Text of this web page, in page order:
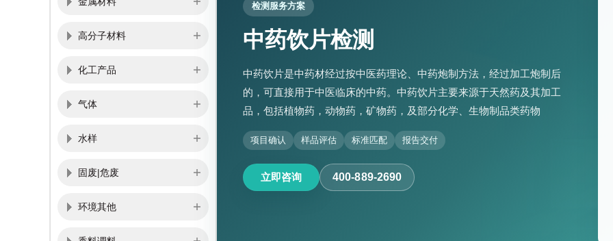
高分子材料
化工产品
气体
水样
固废|危废
环境其他
检测服务方案
中药饮片检测
中药饮片是中药材经过按中医药理论、中药炮制方法，经过加工炮制后
的，可直接用于中医临床的中药。中药饮片主要来源于天然药及其加工
品，包括植物药，动物药，矿物药，及部分化学、生物制品类药物
项目确认 样品评估 标准匹配 报告交付
立即咨询 400-889-2690